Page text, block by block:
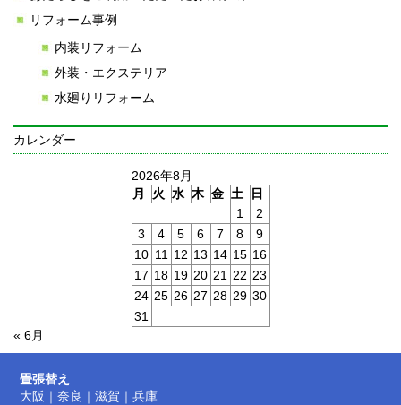
リフォーム事例
内装リフォーム
外装・エクステリア
水廻りリフォーム
カレンダー
2026年8月
月
火 水 木 金 土
日
1
2
3
4 5 6 7 8
9
10 11 12 13 14 15 16
17 18 19 20 21 22 23
24 25 26 27 28 29 30
31
« 6月
畳張替え
大阪 ｜奈良 ｜滋賀 ｜兵庫